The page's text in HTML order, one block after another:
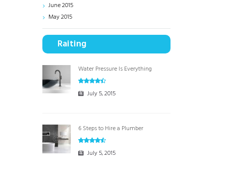
June2015
May2015
Raiting
Water Pressure Is Everything
July 5, 2015
6 Steps to Hire a Plumber
July 5, 2015